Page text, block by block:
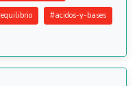
equilibrio #acidos-y-bases